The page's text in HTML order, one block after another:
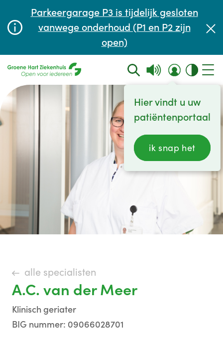
Parkeergarage P3 is tijdelijk gesloten
vanwege onderhoud (P1 en P2 zijn
open)
Hier vindt u uw
patiëntenportaal
ik snap het
Wachttijden
alle specialisten
A.C. van der Meer
Klinisch geriater
BIG nummer: 09066028701